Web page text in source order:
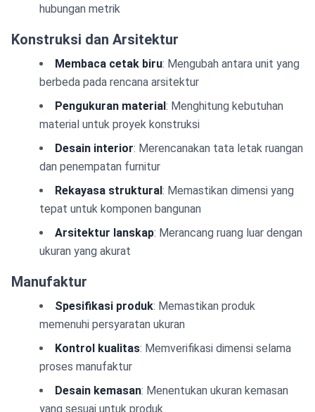
hubungan metrik
Konstruksi dan Arsitektur
Membaca cetak biru: Mengubah antara unit yang
berbeda pada rencana arsitektur
Pengukuran material: Menghitung kebutuhan
material untuk proyek konstruksi
Desain interior: Merencanakan tata letak ruangan
dan penempatan furnitur
Rekayasa struktural: Memastikan dimensi yang
tepat untuk komponen bangunan
Arsitektur lanskap: Merancang ruang luar dengan
ukuran yang akurat
Manufaktur
Spesifikasi produk: Memastikan produk
memenuhi persyaratan ukuran
Kontrol kualitas: Memverifikasi dimensi selama
proses manufaktur
Desain kemasan: Menentukan ukuran kemasan
yang sesuai untuk produk